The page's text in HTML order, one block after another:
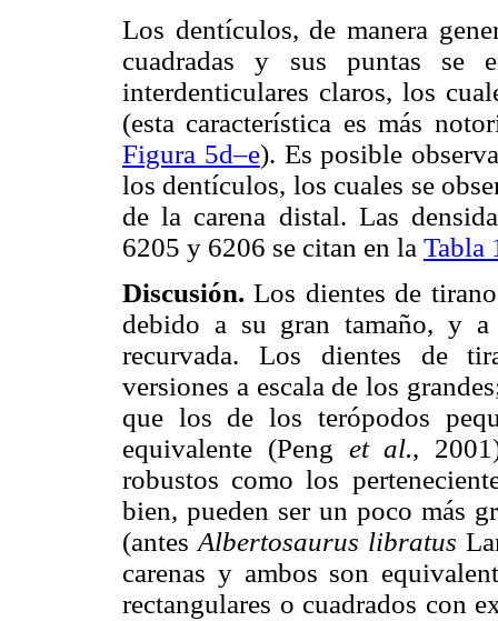
Los dentículos, de manera
cuadradas y sus puntas se
interdenticulares claros, los
(esta característica es más
Figura 5d–e). Es posible
los dentículos, los cuales se
de la carena distal. Las
6205 y 6206 se citan en la Tabla
Discusión. Los dientes de
debido a su gran tamaño, y
recurvada. Los dientes de
versiones a escala de los
que los de los terópodos
equivalente (Peng et al.,
robustos como los
bien, pueden ser un poco más
(antesAlbertosaurus libratus
carenas y ambos son
rectangulares o cuadrados con